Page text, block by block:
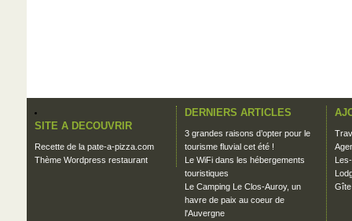
SITE A DECOUVRIR
Recette de la pate-a-pizza.com
Thème Wordpress restaurant
DERNIERS ARTICLES
3 grandes raisons d’opter pour le
tourisme fluvial cet été !
Le WiFi dans les hébergements
touristiques
Le Camping Le Clos-Auroy, un
havre de paix au coeur de
l'Auvergne